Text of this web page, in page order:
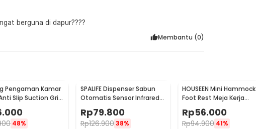
berguna di dapur????
Membantu (0)
Pengaman Kamar
Slip Suction Grip
Safety - SG-188
48%
SPALIFE Dispenser Sabun
Otomatis Sensor Infrared
Stainless Steel 250ml -
AD-03
Rp79.800
Rp126.900 38%
HOUSEEN Mini Hammock
Foot Rest Meja Kerja
Ergonomis Sandaran Kaki
Rp56.000
Rp94.900 41%